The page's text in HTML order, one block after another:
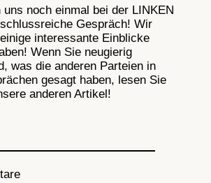
noch einmal bei der LINKEN
Gespräch! Wir
interessante Einblicke
Wenn Sie neugierig
was die anderen Parteien in
gesagt haben, lesen Sie
anderen Artikel!